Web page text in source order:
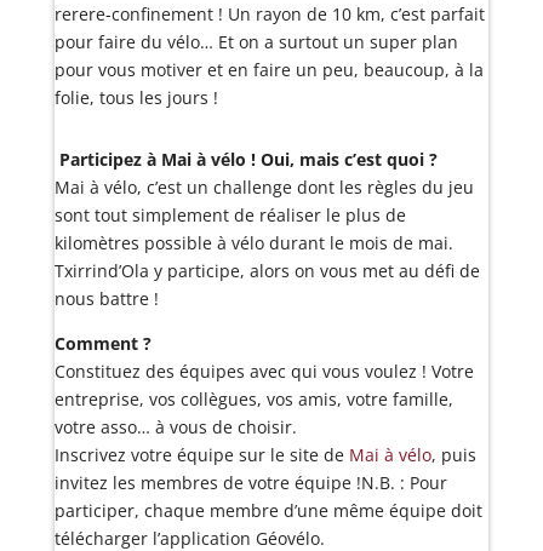
rerere-confinement ! Un rayon de 10 km, c’est parfait
pour faire du vélo… Et on a surtout un super plan
pour vous motiver et en faire un peu, beaucoup, à la
folie, tous les jours !
Participez à Mai à vélo ! Oui, mais c’est quoi ?
Mai à vélo, c’est un challenge dont les règles du jeu
sont tout simplement de réaliser le plus de
kilomètres possible à vélo durant le mois de mai.
Txirrind’Ola y participe, alors on vous met au défi de
nous battre !
Comment ?
Constituez des équipes avec qui vous voulez ! Votre
entreprise, vos collègues, vos amis, votre famille,
votre asso… à vous de choisir.
Inscrivez votre équipe sur le site de Mai à vélo, puis
invitez les membres de votre équipe !N.B. : Pour
participer, chaque membre d’une même équipe doit
télécharger l’application Géovélo.